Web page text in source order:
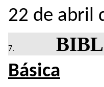
22 de abril
Básica